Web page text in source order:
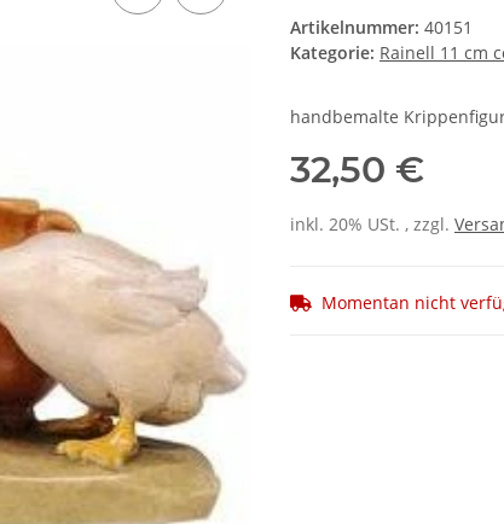
Artikelnummer: 40151
Kategorie: Rainell 11 cm
handbemalte
32,50 €
inkl. 20% USt. , zzgl.
Momentan nicht